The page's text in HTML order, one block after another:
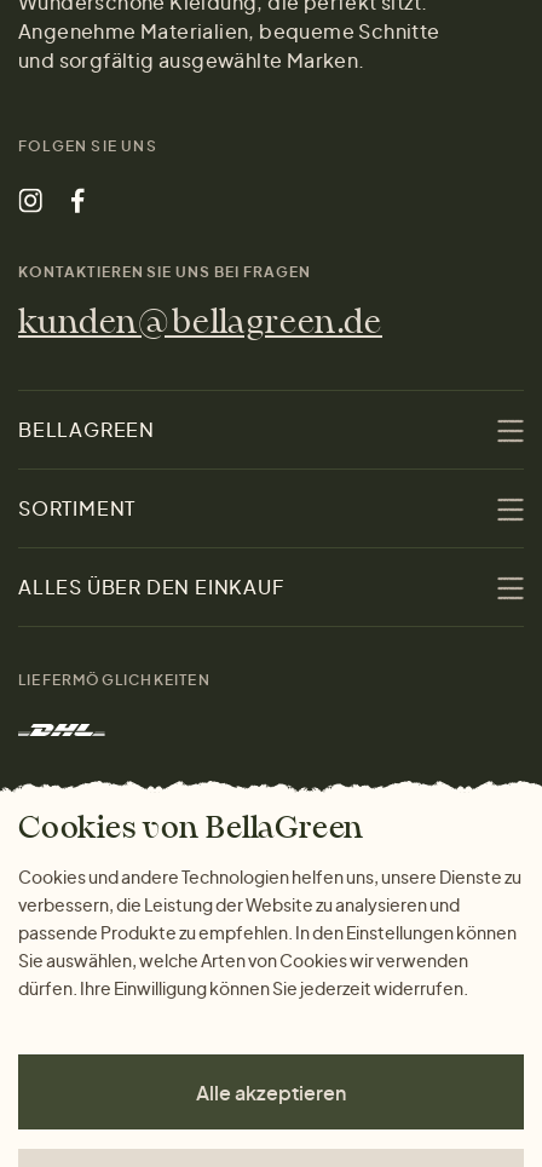
Angenehme Materialien, bequeme Schnitte
und sorgfältig ausgewählte Marken.
FOLGEN SIE UNS
KONTAKTIEREN SIE UNS BEI FRAGEN
kunden@bellagreen.de
BELLAGREEN
Nachhaltigkeit
Kontakt
Marken
Das freundliche Magazin
SORTIMENT
Damen
Herren
Geschenke
ALLES ÜBER DEN EINKAUF
Warum bei uns einkaufen
LIEFERMÖGLICHKEITEN
ZAHLUNGSMÖGLICHKEITEN
Cookies von BellaGreen
Cookies und andere Technologien helfen uns, unsere Dienste zu
verbessern, die Leistung der Website zu analysieren und
passende Produkte zu empfehlen. In den Einstellungen können
Sie auswählen, welche Arten von Cookies wir verwenden
dürfen. Ihre Einwilligung können Sie jederzeit widerrufen.
Alle akzeptieren